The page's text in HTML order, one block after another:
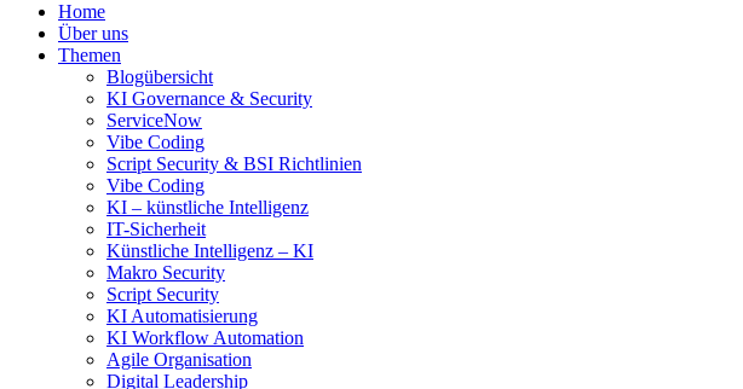
Home
Über uns
Themen
Blogübersicht
KI Governance & Security
ServiceNow
Vibe Coding
Script Security & BSI Richtlinien
Vibe Coding
KI – künstliche Intelligenz
IT-Sicherheit
Künstliche Intelligenz – KI
Makro Security
Script Security
KI Automatisierung
KI Workflow Automation
Agile Organisation
Digital Leadership